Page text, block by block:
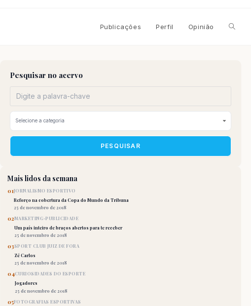
Publicações Perfil Opinião
site
Pesquisar no acervo
PESQUISAR
Mais lidos da semana
01JORNALISMO ESPORTIVO
Reforço na cobertura da Copa do Mundo da Tribuna
25 de novembro de 2018
02MARKETING-PUBLICIDADE
Um país inteiro de braços abertos para te receber
25 de novembro de 2018
03SPORT CLUB JUIZ DE FORA
Zé Carlos
25 de novembro de 2018
04CURIOSIDADES DO ESPORTE
Jogadores
25 de novembro de 2018
05FOTOGRAFIAS ESPORTIVAS